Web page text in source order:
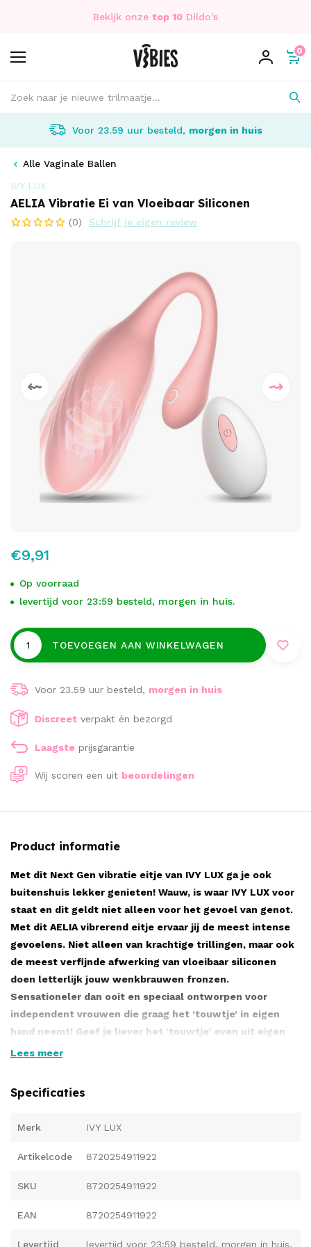
Bekijk onze top 10 Dildo's
0
Voor 23.59 uur besteld, morgen in huis
Alle Vaginale Ballen
IVY LUX
AELIA Vibratie Ei van Vloeibaar Siliconen
(0) Schrijf je eigen review
€9,91
Op voorraad
levertijd voor 23:59 besteld, morgen in huis.
TOEVOEGEN AAN WINKELWAGEN
Voor 23.59 uur besteld, morgen in huis
Discreet verpakt én bezorgd
Laagste prijsgarantie
Wij scoren een uit beoordelingen
Product informatie
Met dit Next Gen vibratie eitje van IVY LUX ga je ook
buitenshuis lekker genieten! Wauw, is waar IVY LUX voor
staat en dit geldt niet alleen voor het gevoel van genot.
Met dit AELIA vibrerend eitje ervaar jij de meest intense
gevoelens. Niet alleen van krachtige trillingen, maar ook
de meest verfijnde afwerking van vloeibaar siliconen
doen letterlijk jouw wenkbrauwen fronzen.
Sensationeler dan ooit en speciaal ontworpen voor
independent vrouwen die graag het ‘touwtje’ in eigen
hand neemt! Geef je liever het ‘touwtje’ even uit eigen
handen, dan zorgt de AELIA evenzeer voor een
Wat maakt de AELIA zo LUX(E)?
Quake motor voor de sterkste trillingen
Draadloos genieten van 9 super standen
Een LUX(E) Thriller van een eitje!
Lees meer
Specificaties
Merk IVY LUX
Artikelcode 8720254911922
SKU 8720254911922
EAN 8720254911922
Levertijd levertijd voor 23:59 besteld, morgen in huis.